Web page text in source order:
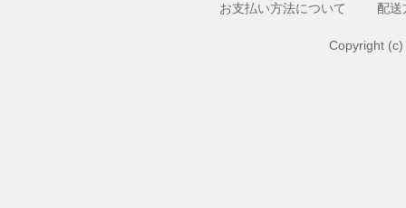
お支払い方法について
配送
Copyright